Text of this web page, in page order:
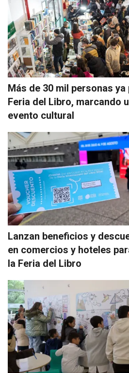
Más de 30 mil personas
Feria del Libro, marcando
evento cultural
Lanzan beneficios y
en comercios y hoteles
la Feria del Libro